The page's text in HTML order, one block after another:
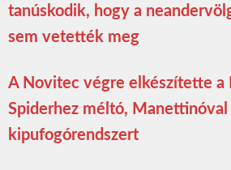
tanúskodik, hogy a
sem vetették meg
A Novitec végre elkészítette a
Spiderhez méltó,
kipufogórendszert